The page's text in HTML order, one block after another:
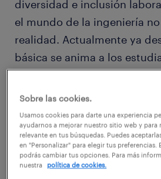
diversidad e inclusión
el mundo de la ingeniería
realidad. Actualmente ya
básica se anima a los
importar su género, a
mundo de las Ciencias,
Ingeniería y Tecnología
Según una reciente
"flexibility@work 2016: el
Sobre las cookies.
Usamos cookies para darte una experiencia
ayudarnos a mejorar nuestro sitio web y
relevante en tus búsquedas. Puedes
en "Personalizar" para elegir tus preferencias.
podrás cambiar tus opciones. Para más
nuestra
política de cookies.